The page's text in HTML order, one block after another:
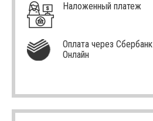
Наложенный платеж
Оплата через Сбербанк
Онлайн